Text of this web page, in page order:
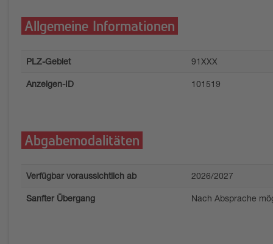
Allgemeine Informationen
PLZ-Gebiet 91XXX
Anzeigen-ID 101519
Abgabemodalitäten
Verfügbar voraussichtlich ab 2026/2027
Sanfter Übergang Nach Absprache